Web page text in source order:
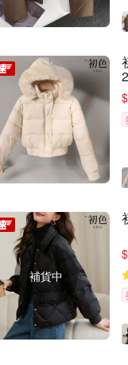
$
補貨中
$